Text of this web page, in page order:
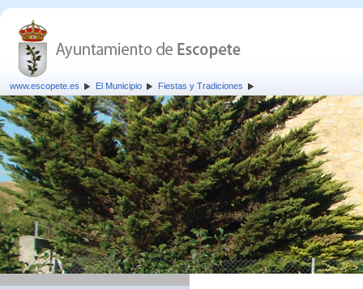
www.escopete.es El Municipio Fiestas y Tradiciones